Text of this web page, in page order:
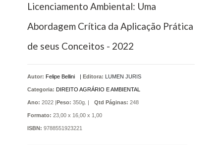
Licenciamento Ambiental: Uma
Abordagem Crítica da Aplicação Prática
de seus Conceitos - 2022
Autor: Felipe Bellini Editora: LUMEN JURIS
Categoria: DIREITO AGRÁRIO E AMBIENTAL
Ano: 2022 | Peso: 350g. | Qtd Páginas: 248
Formato: 23,00 x 16,00 x 1,00
ISBN: 9788551923221